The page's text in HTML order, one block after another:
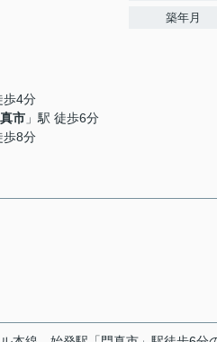
歩4分
市 」駅 徒歩6分
歩8分
築年月